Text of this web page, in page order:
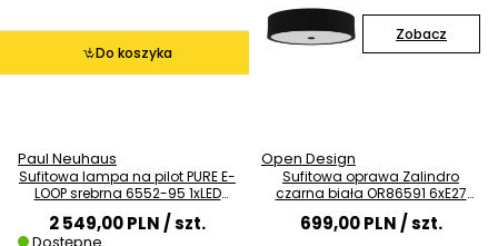
Do koszyka
Paul Neuhaus
Sufitowa lampa na pilot PURE E-
LOOP srebrna 6552-95 1xLED
20W 2700-5000K zmienna
barwa
2 549,00 PLN/ szt.
Zobacz
Open Design
Sufitowa oprawa Zalindro
czarna biała OR86591 6xE27
699,00 PLN/ szt.